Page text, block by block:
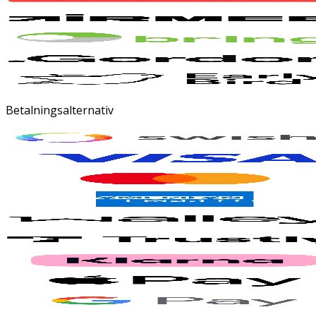
Betalningsalternativ